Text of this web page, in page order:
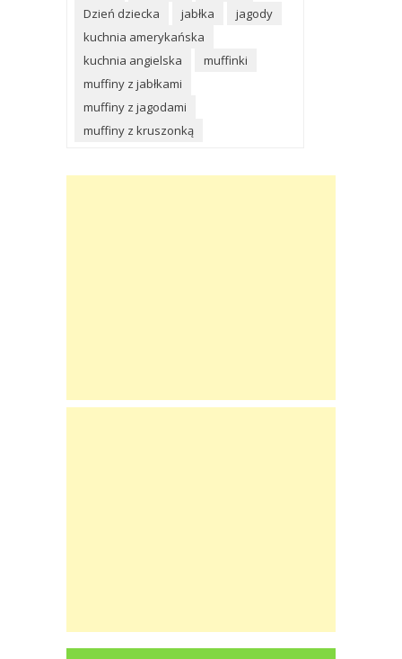
Dzień dziecka
jabłka
jagody
kuchnia amerykańska
kuchnia angielska
muffinki
muffiny z jabłkami
muffiny z jagodami
muffiny z kruszonką